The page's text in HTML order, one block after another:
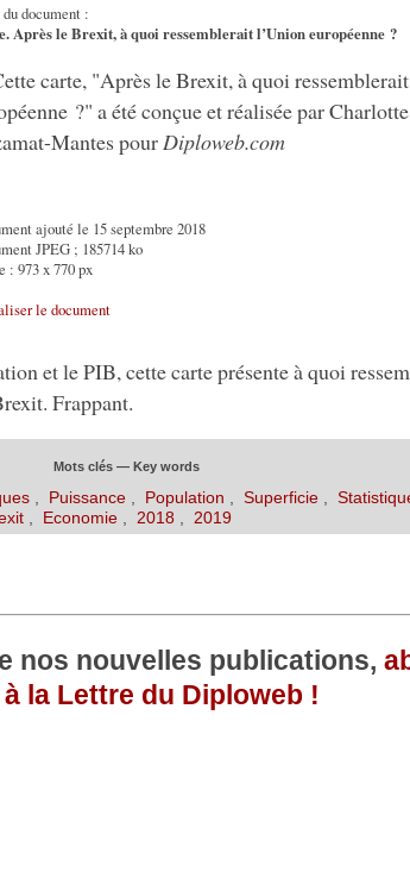
document :
Après le Brexit, à quoi ressemblerait l’Union européenne ?
carte, "Après le Brexit, à quoi
?" a été conçue et réalisée par Charlotte
Mantes pourDiploweb.com
ajouté le 15 septembre 2018
JPEG ; 185714 ko
: 973 x 770 px
le document
et le PIB, cette carte présente à quoi
Frappant.
Mots clés — Key words
, Puissance, Population , Superficie,
, Economie, 2018 , 2019
nos nouvelles publications,
la Lettre du Diploweb !